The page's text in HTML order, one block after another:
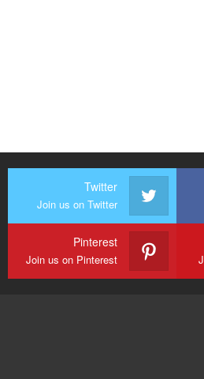
Twitter
Join us on Twitter
Pinterest
Join us on Pinterest